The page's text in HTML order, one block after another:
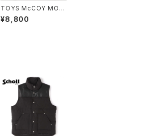
TOYS McCOY MOT
ORCYCLE TEE " JO
HNSON MOTORS "
¥8,800